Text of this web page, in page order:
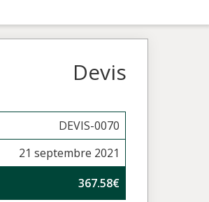
Devis
DEVIS-0070
21 septembre 2021
367.58€